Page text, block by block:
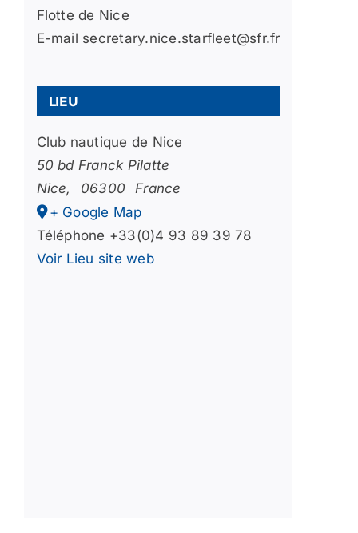
Flotte de Nice
E-mail secretary.nice.starfleet@sfr.fr
Lieu
Club nautique de Nice
50 bd Franck Pilatte
Nice, 06300
France
+ Google Map
Téléphone +33(0)4 93 89 39 78
Voir Lieu site web